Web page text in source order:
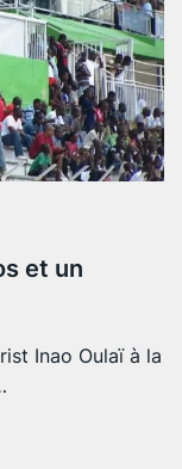
et un
Inao Oulaï à la